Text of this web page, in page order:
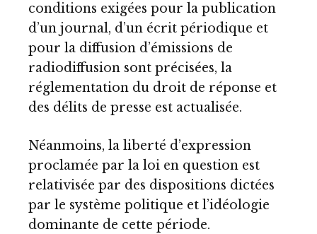
conditions exigées pour la publication
d’un journal, d’un écrit périodique et
pour la diffusion d’émissions de
radiodiffusion sont précisées, la
réglementation du droit de réponse et
des délits de presse est actualisée.
Néanmoins, la liberté d’expression
proclamée par la loi en question est
relativisée par des dispositions dictées
par le système politique et l’idéologie
dominante de cette période.